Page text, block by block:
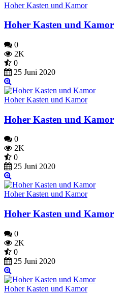
Hoher Kasten und Kamor
Hoher Kasten und Kamor
0
2K
0
25 Juni 2020
Hoher Kasten und Kamor
Hoher Kasten und Kamor
0
2K
0
25 Juni 2020
Hoher Kasten und Kamor
Hoher Kasten und Kamor
0
2K
0
25 Juni 2020
Hoher Kasten und Kamor